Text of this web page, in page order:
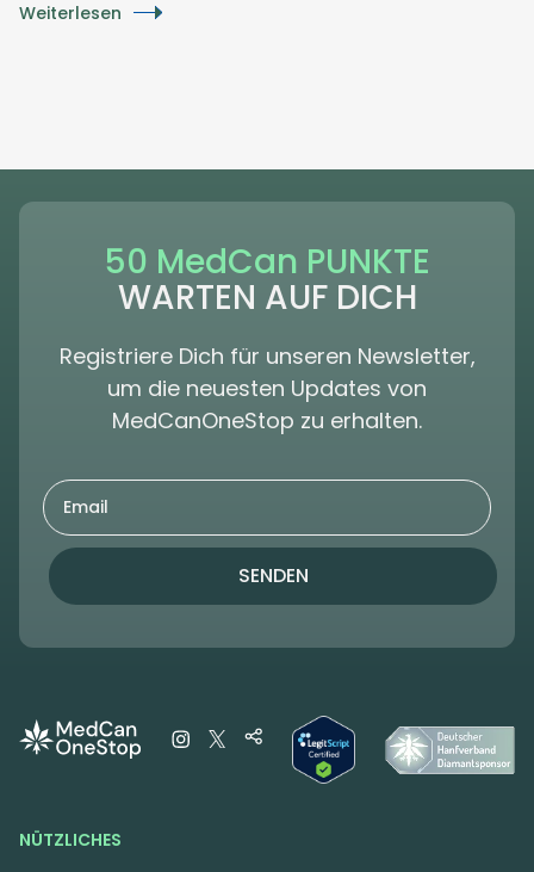
Weiterlesen
50 MedCan PUNKTE
WARTEN AUF DICH
Registriere Dich für unseren Newsletter,
um die neuesten Updates von
MedCanOneStop zu erhalten.
SENDEN
NÜTZLICHES